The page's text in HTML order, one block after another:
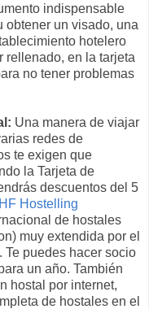
indispensable
obtener un visado, una
hotelero
rellenado, en la tarjeta
no tener problemas
Una manera de viajar
redes de
te exigen que
la Tarjeta de
descuentos del 5
Hostelling
de hostales
muy extendida por el
Te puedes hacer socio
un año. También
hostal por internet,
de hostales en el